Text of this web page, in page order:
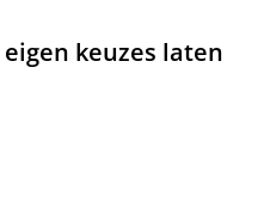
keuzes laten